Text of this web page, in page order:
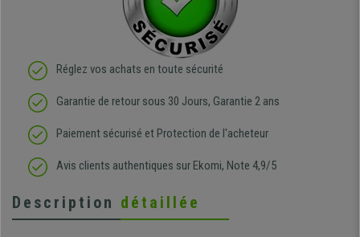
Réglez vos achats en toute sécurité
Garantie de retour sous 30 Jours, Garantie 2 ans
Paiement sécurisé et Protection de l'acheteur
Avis clients authentiques sur Ekomi, Note 4,9/5
Description détaillée